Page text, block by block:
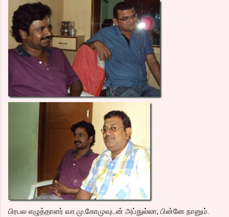
பிரபல எழுத்தாளர் வா.மு.கோமுவுடன் அப்துல்லா, பின்னே நானும்.